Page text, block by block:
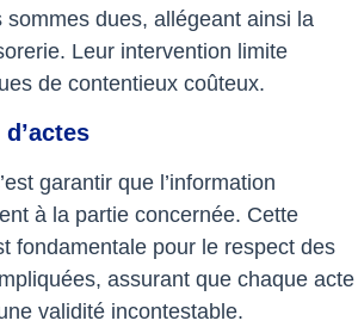
dues, allégeant ainsi la
Leur intervention limite
de contentieux coûteux.
garantir que l’information
à la partie concernée. Cette
fondamentale pour le respect des
assurant que chaque acte
validité incontestable.